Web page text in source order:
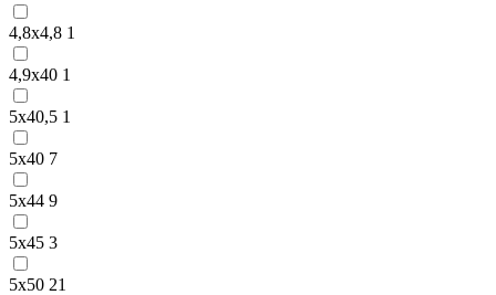
4,8х4,8 1
4,9х40 1
5х40,5 1
5х40 7
5х44 9
5х45 3
5х50 21